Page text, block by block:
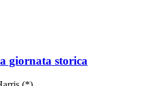
giornata storica